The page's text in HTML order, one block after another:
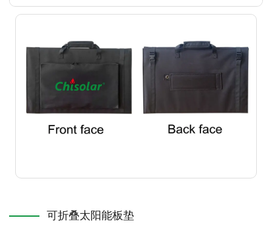
可折叠太阳能板垫